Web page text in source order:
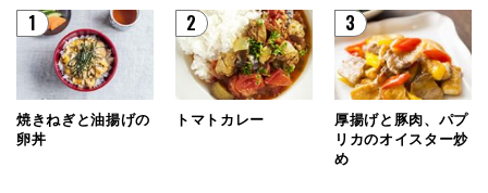
1
焼きねぎと油揚げの
卵丼
2
トマトカレー
3
厚揚げと豚肉、パプ
リカのオイスター炒
め